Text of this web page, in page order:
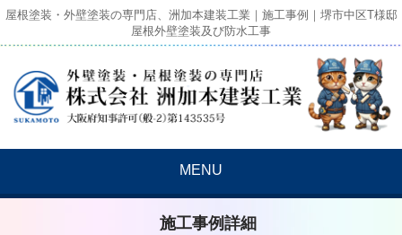
屋根塗装・外壁塗装の専門店、洲加本建装工業｜施工事例｜堺市中区T様邸
屋根外壁塗装及び防水工事
MENU
施工事例詳細